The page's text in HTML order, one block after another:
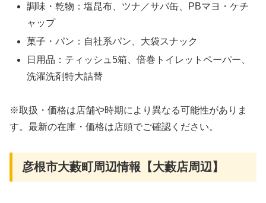
調味・乾物：塩昆布、ツナ／サバ缶、PBマヨ・ケチ
ャップ
菓子・パン：自社系パン、大袋スナック
日用品：ティッシュ5箱、倍巻トイレットペーパー、
洗濯洗剤特大詰替
※取扱・価格は店舗や時期により異なる可能性がありま
す。最新の在庫・価格は店頭でご確認ください。
彦根市大藪町周辺情報【大藪店周辺】